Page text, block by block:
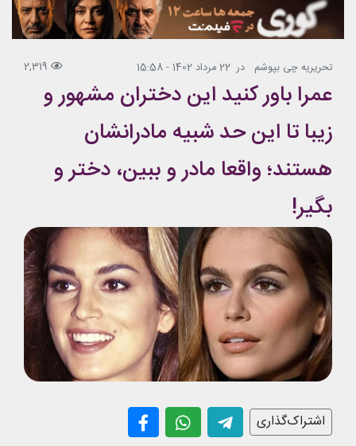
تحریریه چی بپوشم در 22 مرداد 1402 - 15:58 2,319
عمرا باور کنید این دختران مشهور و
زیبا تا این حد شبیه مادرانشان
هستند؛ واقعا مادر و ببین، دختر و
بگیر!
اشتراک‌گذاری